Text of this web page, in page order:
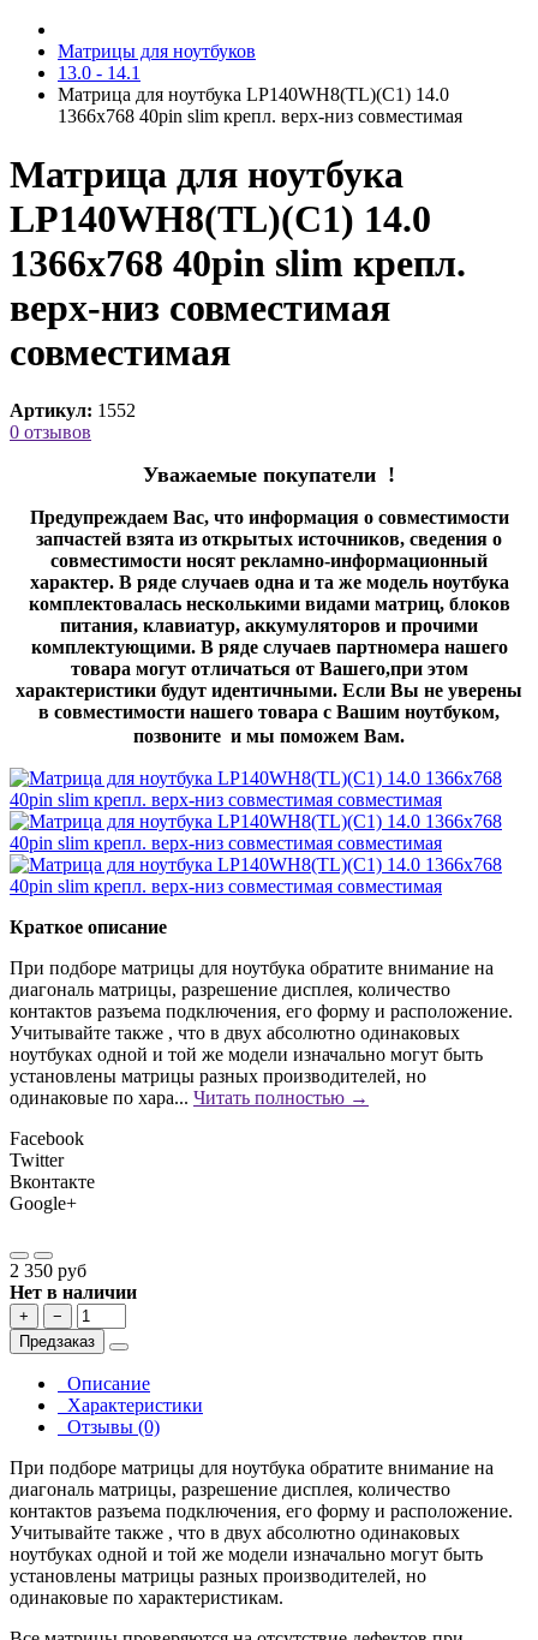
Матрицы для ноутбуков
13.0 - 14.1
Матрица для ноутбука LP140WH8(TL)(C1) 14.0
1366x768 40pin slim крепл. верх-низ cовместимая
Матрица для ноутбука
LP140WH8(TL)(C1) 14.0
1366x768 40pin slim крепл.
верх-низ совместимая
cовместимая
Артикул: 1552
0 отзывов
Уважаемые покупатели !
Предупреждаем Вас, что информация о совместимости
запчастей взята из открытых источников, сведения о
совместимости носят рекламно-информационный
характер. В ряде случаев одна и та же модель ноутбука
комплектовалась несколькими видами матриц, блоков
питания, клавиатур, аккумуляторов и прочими
комплектующими. В ряде случаев партномера нашего
товара могут отличаться от Вашего,при этом
характеристики будут идентичными. Если Вы не уверены
в совместимости нашего товара с Вашим ноутбуком,
позвоните и мы поможем Вам.
Краткое описание
При подборе матрицы для ноутбука обратите внимание на
диагональ матрицы, разрешение дисплея, количество
контактов разъема подключения, его форму и расположение.
Учитывайте также , что в двух абсолютно одинаковых
ноутбуках одной и той же модели изначально могут быть
установлены матрицы разных производителей, но
одинаковые по хара... Читать полностью →
Facebook
Twitter
Вконтакте
Google+
2 350 руб
Нет в наличии
+
−
Предзаказ
Описание
Характеристики
Отзывы (0)
При подборе матрицы для ноутбука обратите внимание на
диагональ матрицы, разрешение дисплея, количество
контактов разъема подключения, его форму и расположение.
Учитывайте также , что в двух абсолютно одинаковых
ноутбуках одной и той же модели изначально могут быть
установлены матрицы разных производителей, но
одинаковые по характеристикам.